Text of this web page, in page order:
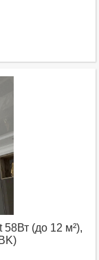
58Вт (до 12 м²),